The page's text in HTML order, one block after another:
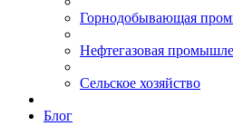
Горнодобывающая
Нефтегазовая
Сельское хозяйство
Блог